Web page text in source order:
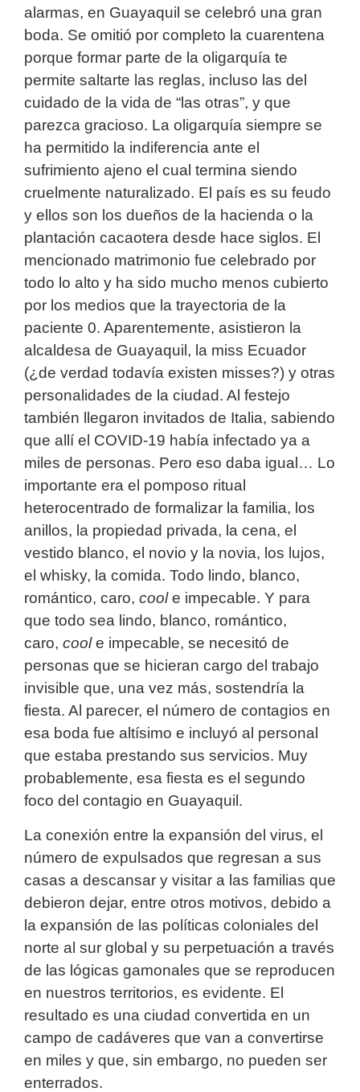
alarmas, en Guayaquil se celebró una gran
boda. Se omitió por completo la cuarentena
porque formar parte de la oligarquía te
permite saltarte las reglas, incluso las del
cuidado de la vida de “las otras”, y que
parezca gracioso. La oligarquía siempre se
ha permitido la indiferencia ante el
sufrimiento ajeno el cual termina siendo
cruelmente naturalizado. El país es su feudo
y ellos son los dueños de la hacienda o la
plantación cacaotera desde hace siglos. El
mencionado matrimonio fue celebrado por
todo lo alto y ha sido mucho menos cubierto
por los medios que la trayectoria de la
paciente 0. Aparentemente, asistieron la
alcaldesa de Guayaquil, la miss Ecuador
(¿de verdad todavía existen misses?) y otras
personalidades de la ciudad. Al festejo
también llegaron invitados de Italia, sabiendo
que allí el COVID-19 había infectado ya a
miles de personas. Pero eso daba igual… Lo
importante era el pomposo ritual
heterocentrado de formalizar la familia, los
anillos, la propiedad privada, la cena, el
vestido blanco, el novio y la novia, los lujos,
el whisky, la comida. Todo lindo, blanco,
romántico, caro, coole impecable. Y para
que todo sea lindo, blanco, romántico,
caro, coole impecable, se necesitó de
personas que se hicieran cargo del trabajo
invisible que, una vez más, sostendría la
fiesta. Al parecer, el número de contagios en
esa boda fue altísimo e incluyó al personal
que estaba prestando sus servicios. Muy
probablemente, esa fiesta es el segundo
foco del contagio en Guayaquil.
La conexión entre la expansión del virus, el
número de expulsados que regresan a sus
casas a descansar y visitar a las familias que
debieron dejar, entre otros motivos, debido a
la expansión de las políticas coloniales del
norte al sur global y su perpetuación a través
de las lógicas gamonales que se reproducen
en nuestros territorios, es evidente. El
resultado es una ciudad convertida en un
campo de cadáveres que van a convertirse
en miles y que, sin embargo, no pueden ser
enterrados.